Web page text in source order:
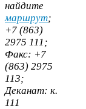
найдите
маршрут;
+7 (863)
2975 111 ;
Факс: +7
(863) 2975
113;
Деканат: к.
111